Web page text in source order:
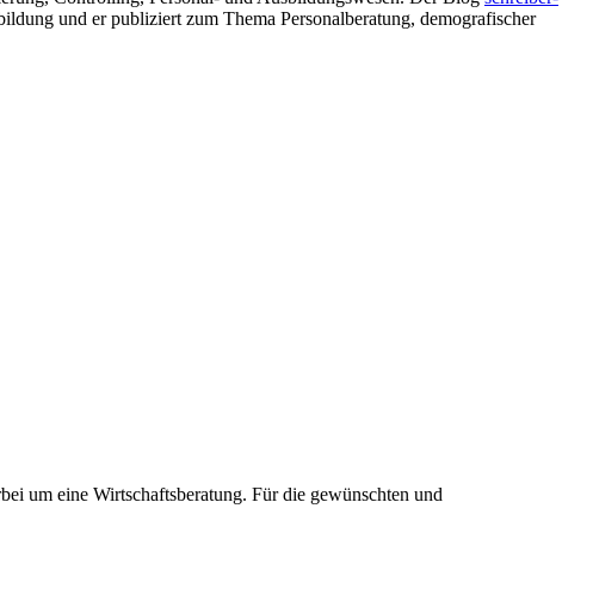
und er publiziert zum Thema Personalberatung, demografischer
um eine Wirtschaftsberatung. Für die gewünschten und